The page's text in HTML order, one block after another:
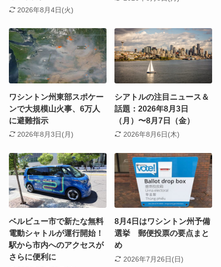
2026年8月4日(火)
ワシントン州東部スポケー
ンで大規模山火事、6万人
に避難指示
2026年8月3日(月)
シアトルの注目ニュース＆
話題：2026年8月3日
（月）〜8月7日（金）
2026年8月6日(木)
ベルビュー市で新たな無料
電動シャトルが運行開始！
駅から市内へのアクセスが
さらに便利に
8月4日はワシントン州予備
選挙 郵便投票の要点まと
め
2026年7月26日(日)